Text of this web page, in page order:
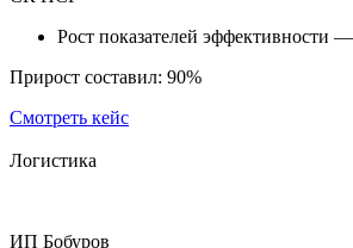
Рост показателей эффективности
Прирост составил: 90%
Смотреть кейс
Логистика
ИП Бобуров